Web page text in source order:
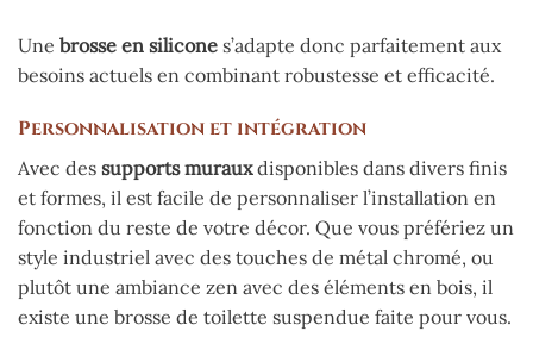
Une brosse en silicone s’adapte donc parfaitement aux
besoins actuels en combinant robustesse et efficacité.
Personnalisation et intégration
Avec des supports murauxdisponibles dans divers finis
et formes, il est facile de personnaliser l’installation en
fonction du reste de votre décor. Que vous préfériez un
style industriel avec des touches de métal chromé, ou
plutôt une ambiance zen avec des éléments en bois, il
existe une brosse de toilette suspendue faite pour vous.